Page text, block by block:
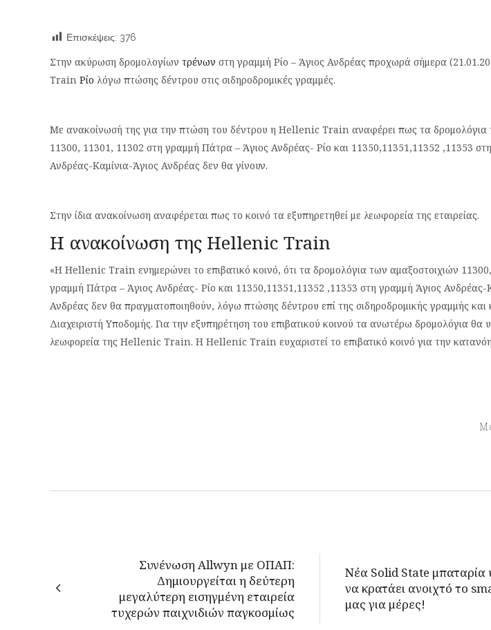
Επισκέψεις: 376
Στην ακύρωση δρομολογίων τρένων στη γραμμή Ρίο – Άγιος Ανδρέας προχωρά σήμερα
Train Ρίο λόγω πτώσης δέντρου στις σιδηροδρομικές γραμμές.
Με ανακοίνωσή της για την πτώση του δέντρου η Hellenic Train αναφέρει πως τα δρομολόγια
11300, 11301, 11302 στη γραμμή Πάτρα – Άγιος Ανδρέας- Ρίο και 11350,11351,11352 ,11353
Ανδρέας-Καμίνια-Άγιος Ανδρέας δεν θα γίνουν.
Στην ίδια ανακοίνωση αναφέρεται πως το κοινό τα εξυπηρετηθεί με λεωφορεία της εταιρείας.
Η ανακοίνωση της Hellenic Train
«Η Hellenic Train ενημερώνει το επιβατικό κοινό, ότι τα δρομολόγια των αμαξοστοιχιών
γραμμή Πάτρα – Άγιος Ανδρέας- Ρίο και 11350,11351,11352 ,11353 στη γραμμή Άγιος Ανδρέας-
Ανδρέας δεν θα πραγματοποιηθούν, λόγω πτώσης δέντρου επί της σιδηροδρομικής γραμμής και
Διαχειριστή Υποδομής. Για την εξυπηρέτηση του επιβατικού κοινού τα ανωτέρω δρομολόγια θα
λεωφορεία της Hellenic Train. Η Hellenic Train ευχαριστεί το επιβατικό κοινό για την
Συνένωση Allwyn με ΟΠΑΠ:
Δημιουργείται η δεύτερη
μεγαλύτερη εισηγμένη εταιρεία
τυχερών παιχνιδιών παγκοσμίως
Νέα Solid State μπαταρία
να κρατάει ανοιχτό το
μας για μέρες!